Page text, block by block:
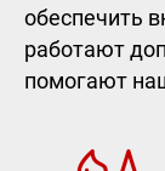
обеспечить
работают
помогают